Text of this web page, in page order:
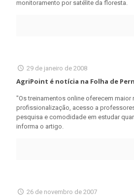
monitoramento por satélite da floresta.
29 de janeiro de 2008
AgriPoint é notícia na Folha de
"Os treinamentos online oferecem maior
profissionalização, acesso a
pesquisa e comodidade em estudar
informa o artigo.
26 de novembro de 2007